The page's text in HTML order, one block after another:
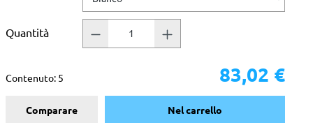
Quantità
Contenuto: 5 83,02 €
Comparare Nel carrello